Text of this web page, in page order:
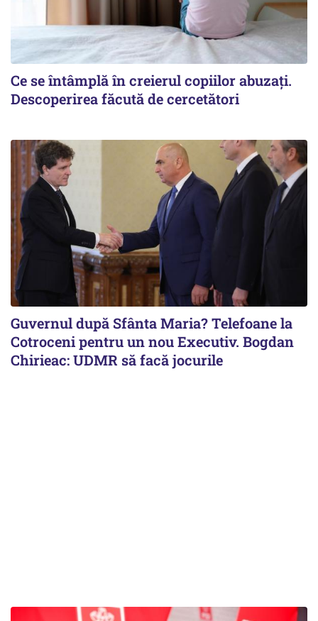
Ce se întâmplă în creierul copiilor abuzați.
Descoperirea făcută de cercetători
Guvernul după Sfânta Maria? Telefoane la
Cotroceni pentru un nou Executiv. Bogdan
Chirieac: UDMR să facă jocurile